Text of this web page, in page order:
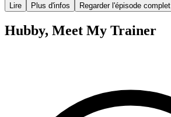
Lire Plus d'infos Regarder l'épisode complet
Hubby, Meet My Trainer